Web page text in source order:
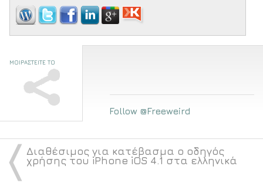
ΜΟΙΡΑΣΤΕΙΤΕ ΤΟ
Follow @Freeweird
〈 Διαθέσιμος για κατέβασμα ο οδηγός
χρήσης του iPhone iOS 4.1 στα ελληνικά